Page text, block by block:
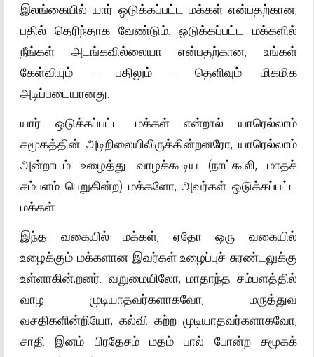
இலங்கையில் யார் ஒடுக்கப்பட்ட மக்கள் என்பதற்கான,
பதில் தெரிந்தாக வேண்டும். ஒடுக்கப்பட்ட மக்களில்
நீங்கள் அடங்கவில்லையா என்பதற்கான, உங்கள்
கேள்வியும் - பதிலும் - தெளிவும் மிகமிக
அடிப்படையானது.
யார் ஒடுக்கப்பட்ட மக்கள் என்றால் யாரெல்லாம்
சமூகத்தின் அடிநிலையிலிருக்கின்றனரோ, யாரெல்லாம்
அன்றாடம் உழைத்து வாழக்கூடிய (நாட்கூலி, மாதச்
சம்பளம் பெறுகின்ற) மக்களோ, அவர்கள் ஒடுக்கப்பட்ட
மக்கள்.
இந்த வகையில் மக்கள், ஏதோ ஒரு வகையில்
உழைக்கும் மக்களான இவர்கள் உழைப்புச் சுரண்டலுக்கு
உள்ளாகின்;றனர். வறுமையிலோ, மாதாந்த சம்பளத்தில்
வாழ முடியாதவர்களாகவோ, மருத்துவ
வசதிகளின்றியோ, கல்வி கற்ற முடியாதவர்களாகவோ,
சாதி இனம் பிரதேசம் மதம் பால் போன்ற சமூகக்